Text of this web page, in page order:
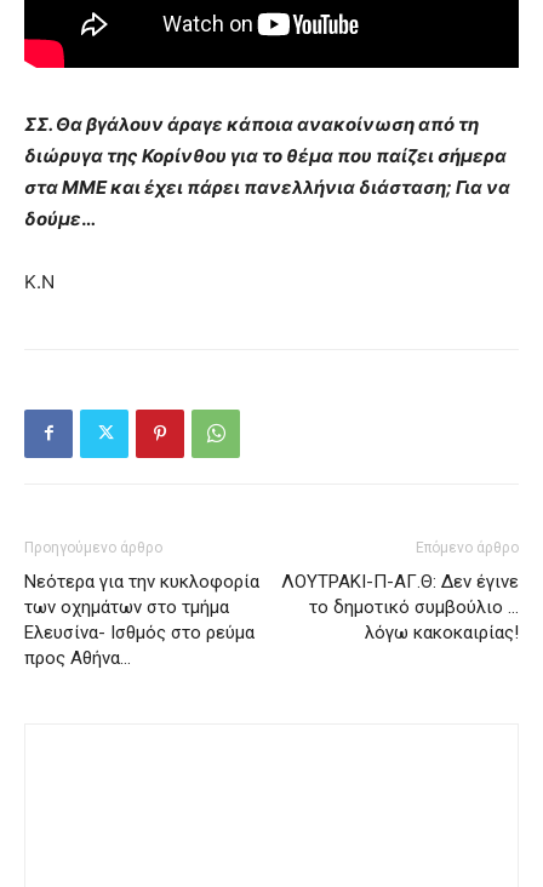
ΣΣ. Θα βγάλουν άραγε κάποια ανακοίνωση από τη
διώρυγα της Κορίνθου για το θέμα που παίζει σήμερα
στα ΜΜΕ και έχει πάρει πανελλήνια διάσταση; Για να
δούμε…
Κ.Ν
Προηγούμενο άρθρο
Νεότερα για την κυκλοφορία
των οχημάτων στο τμήμα
Ελευσίνα- Ισθμός στο ρεύμα
προς Αθήνα…
Επόμενο άρθρο
ΛΟΥΤΡΑΚΙ-Π-ΑΓ.Θ: Δεν έγινε
το δημοτικό συμβούλιο …
λόγω κακοκαιρίας!